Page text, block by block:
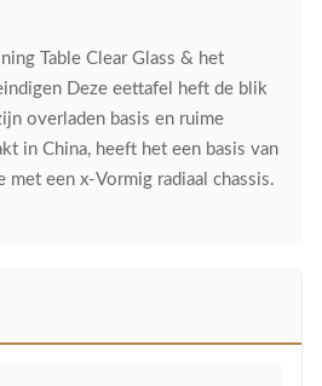
Table Clear Glass & het
Deze eettafel heft de blik
overladen basis en ruime
in China, heeft het een basis van
een x-Vormig radiaal chassis.